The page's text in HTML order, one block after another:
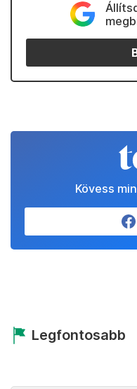
Kövess
Legfontosabb